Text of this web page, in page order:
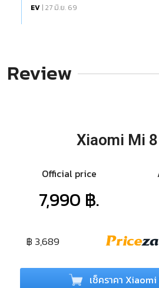
EV | 27 มิ.ย. 69
Review
Xiaomi Mi
Official price
7,990 ฿.
฿ 3,689
เช็คราคา